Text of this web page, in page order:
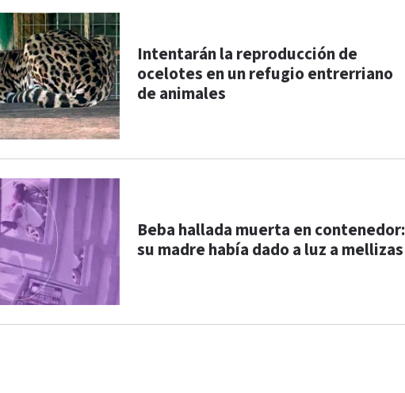
Intentarán la reproducción de
ocelotes en un refugio entrerriano
de animales
Beba hallada muerta en contenedor:
su madre había dado a luz a mellizas